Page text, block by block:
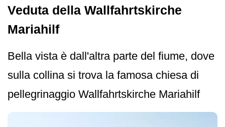
Veduta della Wallfahrtskirche
Mariahilf
Bella vista è dall'altra parte del fiume, dove
sulla collina si trova la famosa chiesa di
pellegrinaggio Wallfahrtskirche Mariahilf